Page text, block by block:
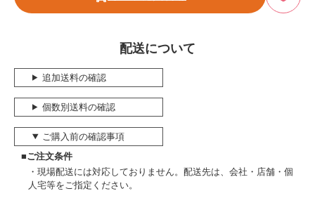
配送について
追加送料の確認
個数別送料の確認
ご購入前の確認事項
■ご注文条件
現場配送には対応しておりません。配送先は、会社・店舗・個
人宅等をご指定ください。